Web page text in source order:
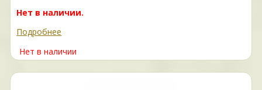
Нет в наличии.
Подробнее
Нет в наличии